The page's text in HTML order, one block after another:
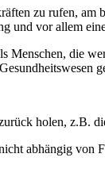
zu rufen,
und vor allem
Menschen, die
holen, z.B.
abhängig von